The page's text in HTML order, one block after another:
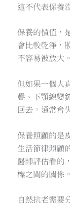
這不代表保養
保養的價值，
會比較乾淨，
不容易被放大。
但如果一個人
疊、下顎線變
回去，通常會
保養照顧的是
生活節律照顧
醫師評估看的
標之間的關係。
自然抗老需要